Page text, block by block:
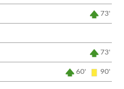
73'
73'
60' 90'